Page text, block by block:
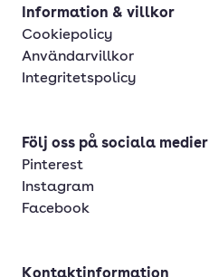
Information & villkor
Cookiepolicy
Användarvillkor
Integritetspolicy
Följ oss på sociala medier
Pinterest
Instagram
Facebook